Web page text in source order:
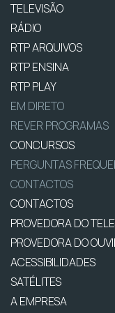
TELEVISÃO
RÁDIO
RTP ARQUIVOS
RTP ENSINA
RTP PLAY
EM DIRETO
REVER PROGRAMAS
CONCURSOS
PERGUNTAS
CONTACTOS
CONTACTOS
PROVEDORA DO
PROVEDORA DO
ACESSIBILIDADES
SATÉLITES
A EMPRESA